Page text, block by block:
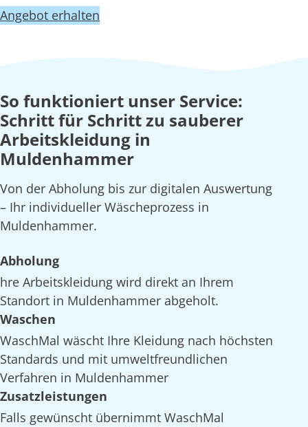
Angebot erhalten
So funktioniert unser Service:
Schritt für Schritt zu sauberer
Arbeitskleidung in
Muldenhammer
Von der Abholung bis zur digitalen Auswertung
– Ihr individueller Wäscheprozess in
Muldenhammer.
Abholung
hre Arbeitskleidung wird direkt an Ihrem
Standort in Muldenhammer abgeholt.
Waschen
WaschMal wäscht Ihre Kleidung nach höchsten
Standards und mit umweltfreundlichen
Verfahren in Muldenhammer
Zusatzleistungen
Falls gewünscht übernimmt WaschMal